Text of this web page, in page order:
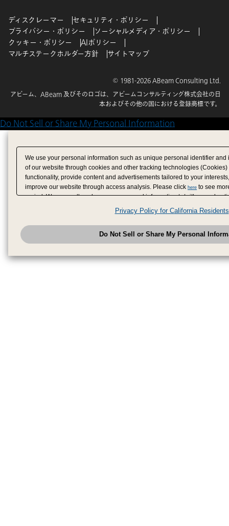
ディスクレーマー
セキュリティ・ポリシー
プライバシー・ポリシー
ソーシャルメディア・ポリシー
クッキー・ポリシー
AIポリシー
マルチステークホルダー方針
サイトマップ
© 1981-2026 ABeam Consulting Ltd.
アビーム、ABeam 及びそのロゴは、アビームコンサルティング株式会社の日
本およびその他の国における登録商標です。
Do Not Sell or Share My Personal Information
We use your personal information such as unique personal identifier
of our website through cookies and other tracking technologies
functionality, provide content and advertisements tailored to your
improve our website through access analysis. Please click here to see
period. We may sell or share your personal information to/with our
have provided to them or that they have collected from your use of their
analyze and optimize advertisements delivered to you by businesses
have the right to opt out of sale or share of your personal information by
to exercise your right. If we have detected an opt-out
honored.Change your sell or share preference
Privacy Policy for California Residents
Do Not Sell or Share My Personal